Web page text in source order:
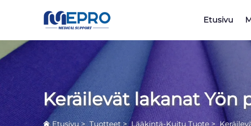
Etusivu
Keräilevät lakanat
Etusivu>Tuotteet>Lääkintä-Kuitu Tuote >